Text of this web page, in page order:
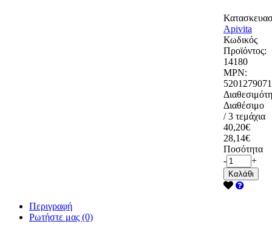
Apivita
Κωδικός
Προϊόντος:
14180
MPN:
Διαθέσιμο
/ 3 τεμάχια
40,20€
28,14€
Ποσότητα
-
+
Καλάθι
Περιγραφή
Ρωτήστε μας (0)